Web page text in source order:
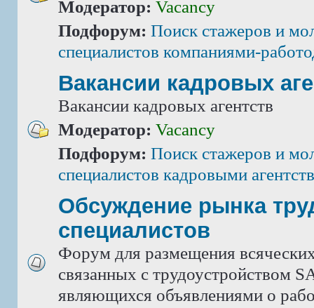
Модератор: Vacancy
Подфорум: Поиск стажеров и
специалистов компаниями-
Вакансии кадровых
Вакансии кадровых агентств
Модератор: Vacancy
Подфорум: Поиск стажеров и
специалистов кадровыми
Обсуждение рынка
специалистов
Форум для размещения
связанных с трудоустройством
являющихся объявлениями о